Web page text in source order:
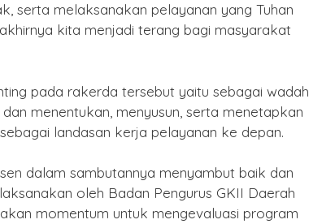
serta melaksanakan pelayanan yang Tuhan
kita menjadi terang bagi masyarakat
pada rakerda tersebut yaitu sebagai wadah
menentukan, menyusun, serta menetapkan
landasan kerja pelayanan ke depan.
dalam sambutannya menyambut baik dan
oleh Badan Pengurus GKII Daerah
momentum untuk mengevaluasi program